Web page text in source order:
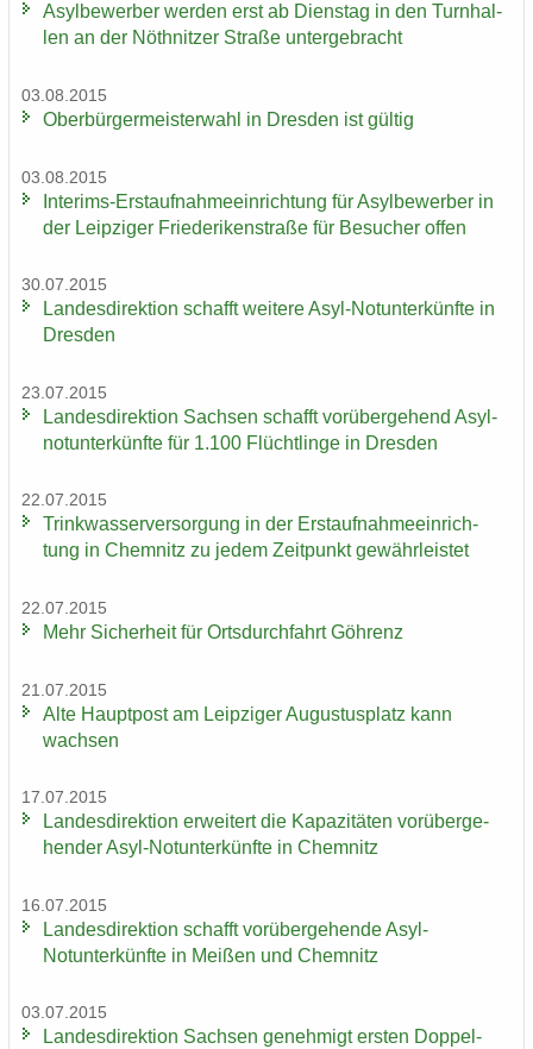
Asyl­be­wer­ber wer­den erst ab Diens­tag in den Turn­hal­
len an der Nö­th­nit­zer Stra­ße un­ter­ge­bracht
03.08.2015
Ober­bür­ger­meis­ter­wahl in Dres­den ist gül­tig
03.08.2015
Interims-​Erstaufnahmeeinrichtung für Asyl­be­wer­ber in
der Leip­zi­ger Frie­de­ri­ken­stra­ße für Be­su­cher offen
30.07.2015
Lan­des­di­rek­ti­on schafft wei­te­re Asyl-​Notunterkünfte in
Dres­den
23.07.2015
Lan­des­di­rek­ti­on Sach­sen schafft vor­über­ge­hend Asyl­
not­un­ter­künf­te für 1.100 Flücht­lin­ge in Dres­den
22.07.2015
Trink­was­ser­ver­sor­gung in der Erst­auf­nah­me­ein­rich­
tung in Chem­nitz zu jedem Zeit­punkt ge­währ­leis­tet
22.07.2015
Mehr Si­cher­heit für Orts­durch­fahrt Göh­renz
21.07.2015
Alte Haupt­post am Leip­zi­ger Au­gus­tus­platz kann
wach­sen
17.07.2015
Lan­des­di­rek­ti­on er­wei­tert die Ka­pa­zi­tä­ten vor­über­ge­
hen­der Asyl-​Notunter­künfte in Chem­nitz
16.07.2015
Lan­des­di­rek­ti­on schafft vor­über­ge­hen­de Asyl-​
Notunter­künfte in Mei­ßen und Chem­nitz
03.07.2015
Lan­des­di­rek­ti­on Sach­sen ge­neh­migt ers­ten Dop­pel­